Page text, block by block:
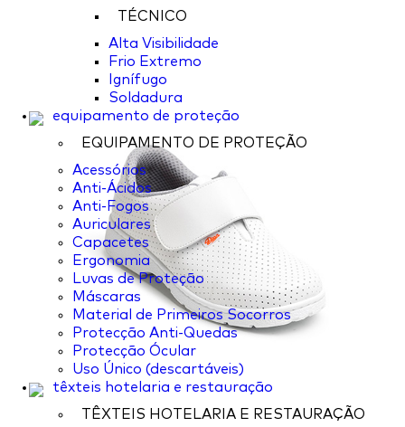
TÉCNICO
Alta Visibilidade
Frio Extremo
Ignífugo
Soldadura
equipamento de proteção
EQUIPAMENTO DE PROTEÇÃO
Acessórios
Anti-Ácidos
Anti-Fogos
Auriculares
Capacetes
Ergonomia
Luvas de Proteção
Máscaras
Material de Primeiros Socorros
Protecção Anti-Quedas
Protecção Ócular
Uso Único (descartáveis)
têxteis hotelaria e restauração
TÊXTEIS HOTELARIA E RESTAURAÇÃO